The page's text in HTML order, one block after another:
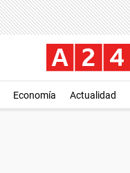
Economía Actualidad